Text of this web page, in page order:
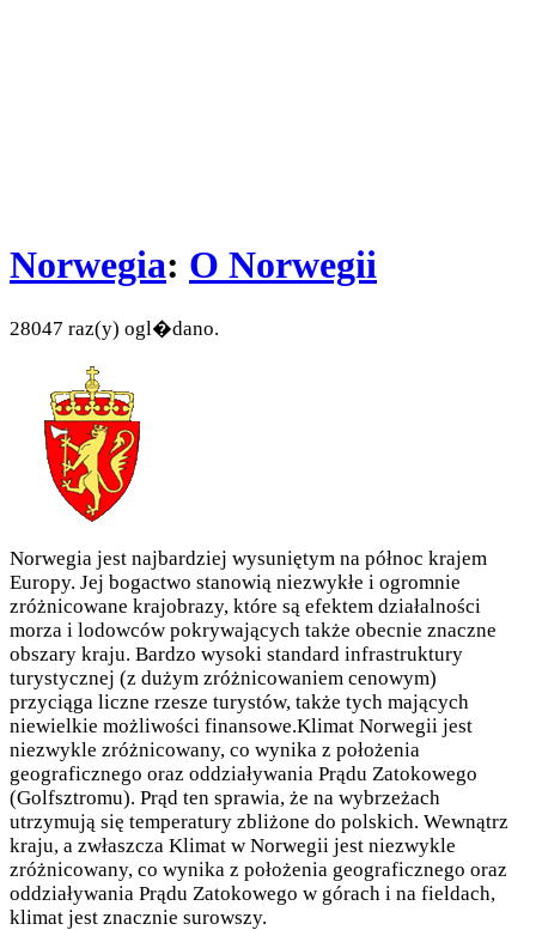
Norwegia: O Norwegii
28047 raz(y) ogl�dano.
Norwegia jest najbardziej wysuniętym na północ krajem
Europy. Jej bogactwo stanowią niezwykłe i ogromnie
zróżnicowane krajobrazy, które są efektem działalności
morza i lodowców pokrywających także obecnie znaczne
obszary kraju. Bardzo wysoki standard infrastruktury
turystycznej (z dużym zróżnicowaniem cenowym)
przyciąga liczne rzesze turystów, także tych mających
niewielkie możliwości finansowe.Klimat Norwegii jest
niezwykle zróżnicowany, co wynika z położenia
geograficznego oraz oddziaływania Prądu Zatokowego
(Golfsztromu). Prąd ten sprawia, że na wybrzeżach
utrzymują się temperatury zbliżone do polskich. Wewnątrz
kraju, a zwłaszcza Klimat w Norwegii jest niezwykle
zróżnicowany, co wynika z położenia geograficznego oraz
oddziaływania Prądu Zatokowego w górach i na fieldach,
klimat jest znacznie surowszy.